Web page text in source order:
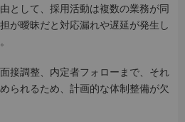
として、採用活動は複数の業務が同
が曖昧だと対応漏れや遅延が発生し
接調整、内定者フォローまで、それ
られるため、計画的な体制整備が欠